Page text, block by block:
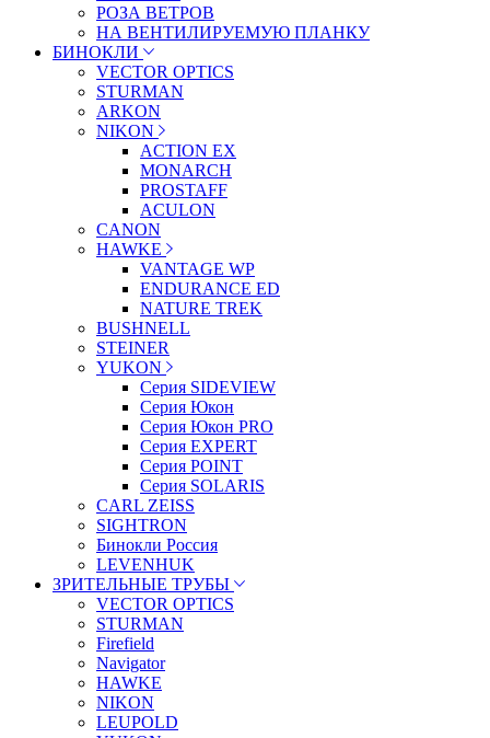
РОЗА ВЕТРОВ
НА ВЕНТИЛИРУЕМУЮ ПЛАНКУ
БИНОКЛИ
VECTOR OPTICS
STURMAN
ARKON
NIKON
ACTION EX
MONARCH
PROSTAFF
ACULON
CANON
HAWKE
VANTAGE WP
ENDURANCE ED
NATURE TREK
BUSHNELL
STEINER
YUKON
Серия SIDEVIEW
Серия Юкон
Серия Юкон PRO
Серия EXPERT
Серия POINT
Серия SOLARIS
CARL ZEISS
SIGHTRON
Бинокли Россия
LEVENHUK
ЗРИТЕЛЬНЫЕ ТРУБЫ
VECTOR OPTICS
STURMAN
Firefield
Navigator
HAWKE
NIKON
LEUPOLD